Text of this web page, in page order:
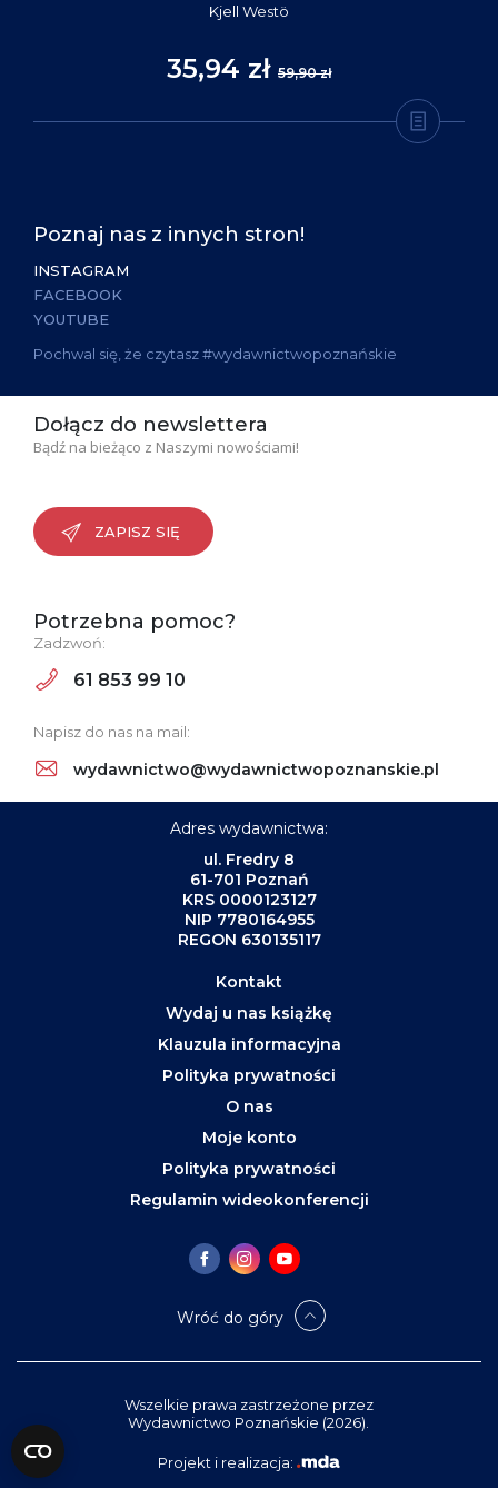
Kjell Westö
35,94 zł 59,90 zł
Poznaj nas z innych stron!
INSTAGRAM
FACEBOOK
YOUTUBE
Pochwal się, że czytasz #wydawnictwopoznańskie
Dołącz do newslettera
Bądź na bieżąco z Naszymi nowościami!
ZAPISZ SIĘ
Potrzebna pomoc?
Zadzwoń:
61 853 99 10
Napisz do nas na mail:
wydawnictwo@wydawnictwopoznanskie.pl
Adres wydawnictwa:
ul. Fredry 8
61-701 Poznań
KRS 0000123127
NIP 7780164955
REGON 630135117
Kontakt
Wydaj u nas książkę
Klauzula informacyjna
Polityka prywatności
O nas
Moje konto
Polityka prywatności
Regulamin wideokonferencji
Wróć do góry
Wszelkie prawa zastrzeżone przez
Wydawnictwo Poznańskie (2026).
Projekt i realizacja: